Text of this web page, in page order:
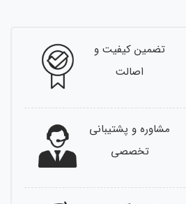
تضمین کیفیت و
اصالت
مشاوره و پشتیبانی
تخصصی